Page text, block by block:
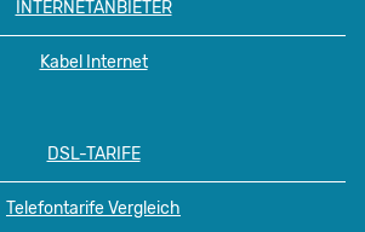
INTERNETANBIETER
Kabel Internet
DSL-TARIFE
Telefontarife Vergleich